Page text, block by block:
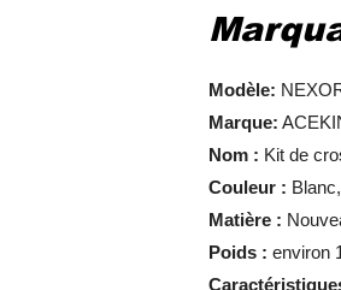
Modèle:
Marque:
Nom : Kit de
Couleur :
Matière :
Poids : environ